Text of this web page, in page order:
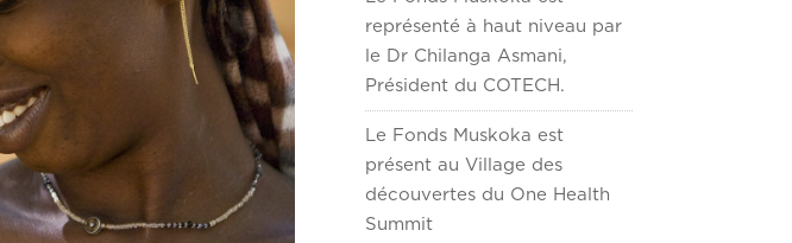
représenté à haut niveau par
le Dr Chilanga Asmani,
Président du COTECH.
Le Fonds Muskoka est
présent au Village des
découvertes du One Health
Summit